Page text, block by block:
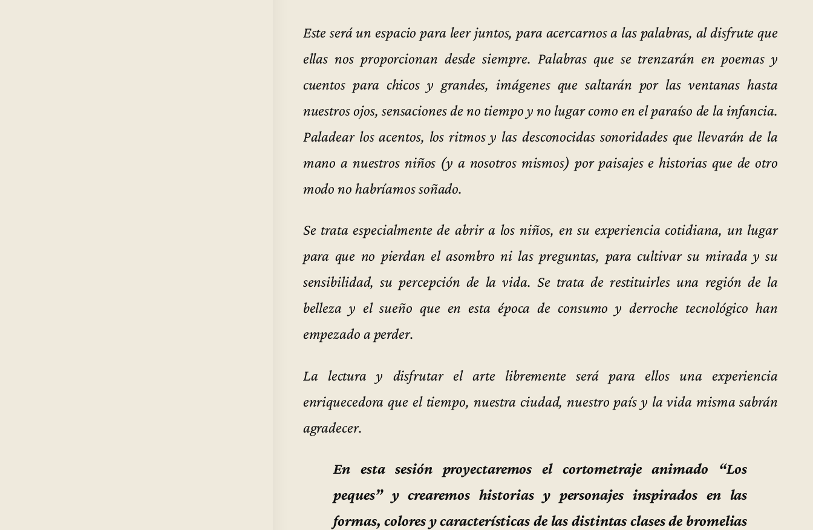
Este será un espacio para leer juntos, para acercarnos a las palabras, al disfrute que
ellas nos proporcionan desde siempre. Palabras que se trenzarán en poemas y
cuentos para chicos y grandes, imágenes que saltarán por las ventanas hasta
nuestros ojos, sensaciones de no tiempo y no lugar como en el paraíso de la infancia.
Paladear los acentos, los ritmos y las desconocidas sonoridades que llevarán de la
mano a nuestros niños (y a nosotros mismos) por paisajes e historias que de otro
modo no habríamos soñado.
Se trata especialmente de abrir a los niños, en su experiencia cotidiana, un lugar
para que no pierdan el asombro ni las preguntas, para cultivar su mirada y su
sensibilidad, su percepción de la vida. Se trata de restituirles una región de la
belleza y el sueño que en esta época de consumo y derroche tecnológico han
empezado a perder.
La lectura y disfrutar el arte libremente será para ellos una experiencia
enriquecedora que el tiempo, nuestra ciudad, nuestro país y la vida misma sabrán
agradecer.
En esta sesión proyectaremos el cortometraje animado “Los
peques” y crearemos historias y personajes inspirados en las
formas, colores y características de las distintas clases de bromelias